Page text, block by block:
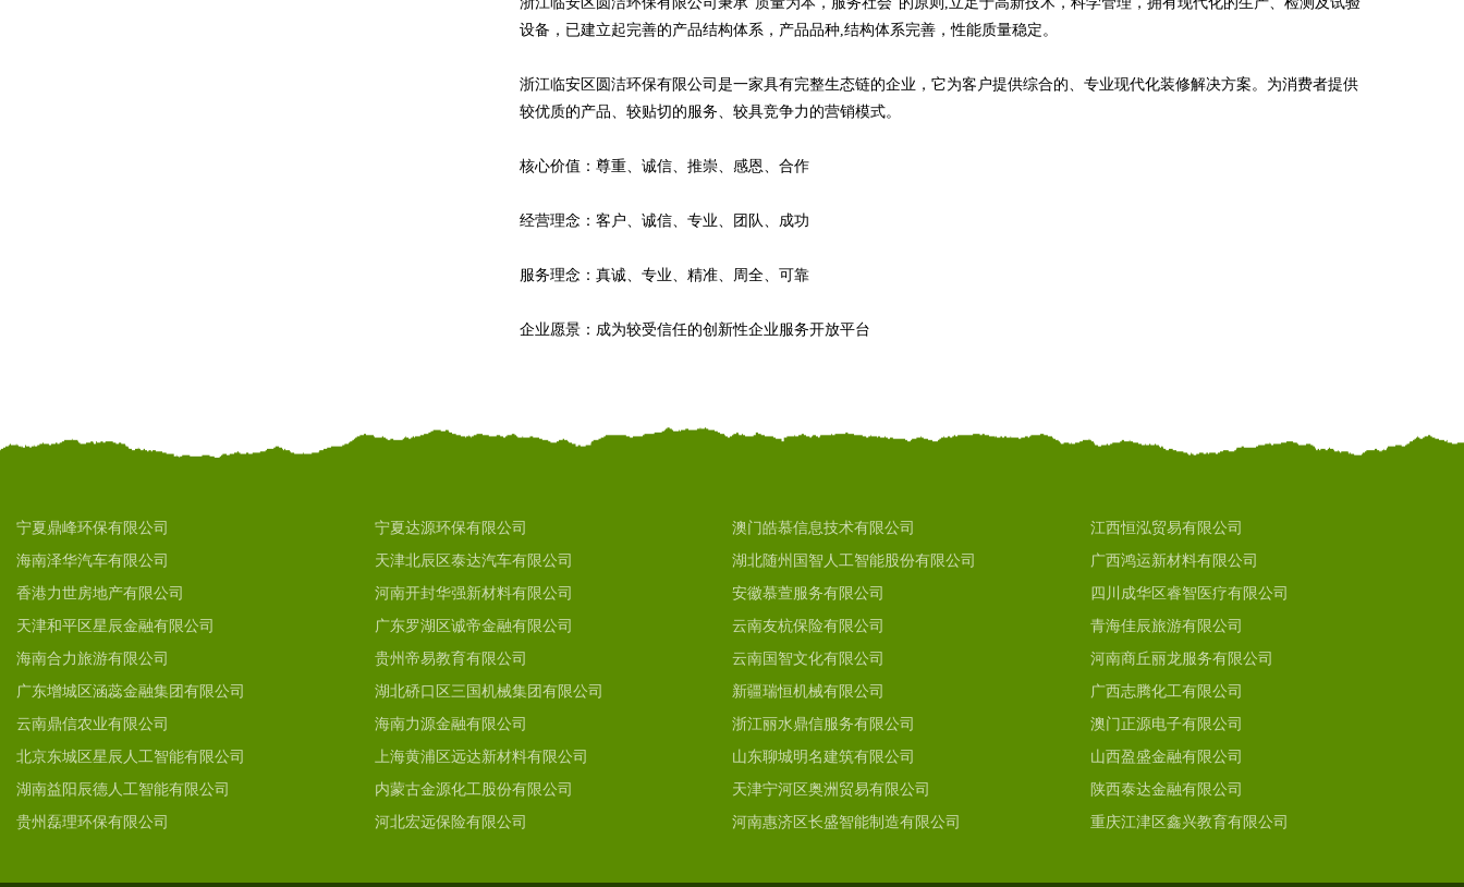
设备，已建立起完善的产品结构体系，产品品种,结构体系完善，性能质量稳定。
浙江临安区圆洁环保有限公司是一家具有完整生态链的企业，它为客户提供综合的、专业现代化装修解决方案。为消费者提供
较优质的产品、较贴切的服务、较具竞争力的营销模式。
核心价值：尊重、诚信、推崇、感恩、合作
经营理念：客户、诚信、专业、团队、成功
服务理念：真诚、专业、精准、周全、可靠
企业愿景：成为较受信任的创新性企业服务开放平台
宁夏鼎峰环保有限公司 宁夏达源环保有限公司 澳门皓慕信息技术有限公司
江西恒泓贸易有限公司
海南泽华汽车有限公司
天津北辰区泰达汽车有限公司 湖北随州国智人工智能股份有限公司
广西鸿运新材料有限公司
香港力世房地产有限公司
河南开封华强新材料有限公司 安徽慕萱服务有限公司
四川成华区睿智医疗有限公司
天津和平区星辰金融有限公司
广东罗湖区诚帝金融有限公司 云南友杭保险有限公司
青海佳辰旅游有限公司
海南合力旅游有限公司
贵州帝易教育有限公司 云南国智文化有限公司
河南商丘丽龙服务有限公司
广东增城区涵蕊金融集团有限公司
湖北硚口区三国机械集团有限公司 新疆瑞恒机械有限公司
广西志腾化工有限公司
云南鼎信农业有限公司
海南力源金融有限公司 浙江丽水鼎信服务有限公司
澳门正源电子有限公司
北京东城区星辰人工智能有限公司
上海黄浦区远达新材料有限公司 山东聊城明名建筑有限公司
山西盈盛金融有限公司
湖南益阳辰德人工智能有限公司
内蒙古金源化工股份有限公司 天津宁河区奥洲贸易有限公司
陕西泰达金融有限公司
贵州磊理环保有限公司
河北宏远保险有限公司 河南惠济区长盛智能制造有限公司 重庆江津区鑫兴教育有限公司